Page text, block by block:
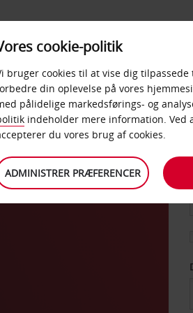
PRODUKTER &
KONTORER
cookie-politik
bruger cookies til at vise dig
din oplevelse på vores
pålidelige markedsførings- og
indeholder mere information. Ved
du vores brug af cookies.
ADMINISTRER PRÆFERENCER